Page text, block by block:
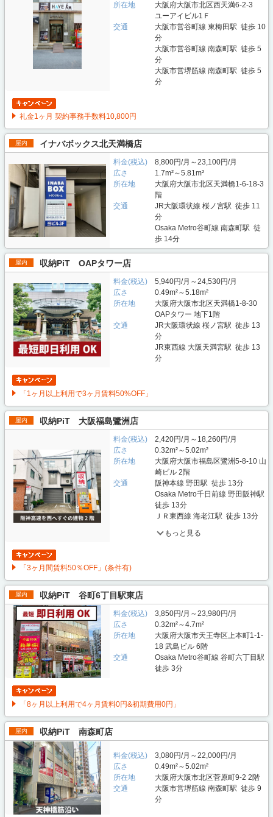
所在地
大阪府大阪市北区西天満6-2-3
ユーアイビル1Ｆ
交通
大阪市営谷町線 東梅田駅 徒歩 10
分
大阪市営谷町線 南森町駅 徒歩 5
分
大阪市営堺筋線 南森町駅 徒歩 5
分
礼金1ヶ月 契約事務手数料10,800円
屋内 イナバボックス北天満橋店
料金(税込)
8,800円/月～23,100円/月
広さ
1.7m²～5.81m²
所在地
大阪府大阪市北区天満橋1-6-18-3
階
交通
JR大阪環状線 桜ノ宮駅 徒歩 11
分
Osaka Metro谷町線 南森町駅 徒
歩 14分
屋内 収納PiT OAPタワー店
料金(税込)
5,940円/月～24,530円/月
広さ
0.49m²～5.18m²
所在地
大阪府大阪市北区天満橋1-8-30
OAPタワー 地下1階
交通
JR大阪環状線 桜ノ宮駅 徒歩 13
分
JR東西線 大阪天満宮駅 徒歩 13
分
「1ヶ月以上利用で3ヶ月賃料50%OFF」
屋内 収納PiT 大阪福島鷺洲店
料金(税込)
2,420円/月～18,260円/月
広さ
0.32m²～5.02m²
所在地
大阪府大阪市福島区鷺洲5-8-10 山
崎ビル 2階
交通
阪神本線 野田駅 徒歩 13分
Osaka Metro千日前線 野田阪神駅
徒歩 13分
ＪＲ東西線 海老江駅 徒歩 13分
もっと見る
「3ヶ月間賃料50％OFF」(条件有)
屋内 収納PiT 谷町6丁目駅東店
料金(税込)
3,850円/月～23,980円/月
広さ
0.32m²～4.7m²
所在地
大阪府大阪市天王寺区上本町1-1-
18 武島ビル 6階
交通
Osaka Metro谷町線 谷町六丁目駅
徒歩 3分
「8ヶ月以上利用で4ヶ月賃料0円&初期費用0円」
屋内 収納PiT 南森町店
料金(税込)
3,080円/月～22,000円/月
広さ
0.49m²～5.02m²
所在地
大阪府大阪市北区菅原町9-2 2階
交通
大阪市営堺筋線 南森町駅 徒歩 9
分